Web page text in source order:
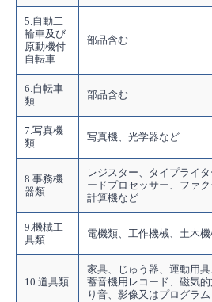
5.自動二
輪車及び
原動機付
自転車
部品含む
6.自転車
類
部品含む
7.写真機
類
写真機、光学器など
8.事務機
器類
レジスター、タイプライ
ードプロセッサー、ファ
計算機など
9.機械工
具類
電機類、工作機械、土木
10.道具類
家具、じゅう器、運動用具
蓄音機用レコード、磁気
り音、影像又はプログラ